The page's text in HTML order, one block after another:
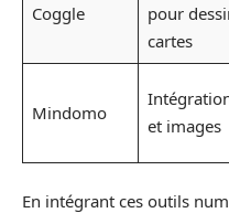
Coggle
pour
cartes
Mindomo
et images
En intégrant ces outils